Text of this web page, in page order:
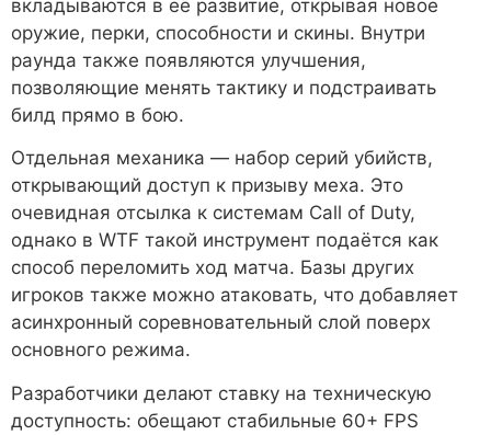
вкладываются в её развитие, открывая новое
оружие, перки, способности и скины. Внутри
раунда также появляются улучшения,
позволяющие менять тактику и подстраивать
билд прямо в бою.
Отдельная механика — набор серий убийств,
открывающий доступ к призыву меха. Это
очевидная отсылка к системам Call of Duty,
однако в WTF такой инструмент подаётся как
способ переломить ход матча. Базы других
игроков также можно атаковать, что добавляет
асинхронный соревновательный слой поверх
основного режима.
Разработчики делают ставку на техническую
доступность: обещают стабильные 60+ FPS